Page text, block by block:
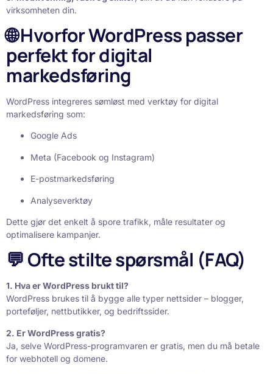
virksomheten din.
🌐 Hvorfor WordPress passer
perfekt for digital
markedsføring
WordPress integreres sømløst med verktøy for digital
markedsføring som:
Google Ads
Meta (Facebook og Instagram)
E-postmarkedsføring
Analyseverktøy
Dette gjør det enkelt å spore trafikk, måle resultater og
optimalisere kampanjer.
💬 Ofte stilte spørsmål (FAQ)
1. Hva er WordPress brukt til?
WordPress brukes til å bygge alle typer nettsider – blogger,
porteføljer, nettbutikker, og bedriftssider.
2. Er WordPress gratis?
Ja, selve WordPress-programvaren er gratis, men du må betale
for webhotell og domene.